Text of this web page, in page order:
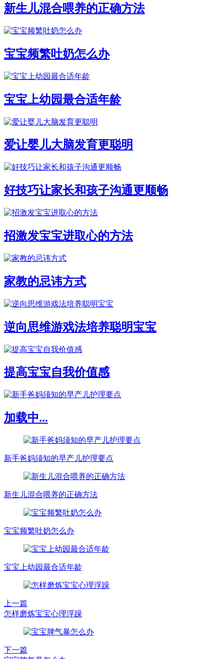
新生儿混合喂养的正确方法
宝宝频繁吐奶怎么办
宝宝上幼园最合适年龄
爱让婴儿大脑发育更聪明
好技巧让家长和孩子沟通更顺畅
招激发宝宝进取心的方法
家教的忌讳方式
逆向思维游戏法培养聪明宝宝
提高宝宝自我价值感
加载中...
新手爸妈须知的早产儿护理要点
新生儿混合喂养的正确方法
宝宝频繁吐奶怎么办
宝宝上幼园最合适年龄
上一篇
怎样磨炼宝宝心理浮躁
下一篇